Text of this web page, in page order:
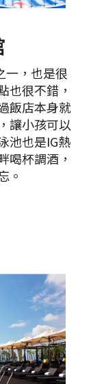
一，也是很
也很不錯，
飯店本身就
讓小孩可以
池也是IG熱
喝杯調酒，
。